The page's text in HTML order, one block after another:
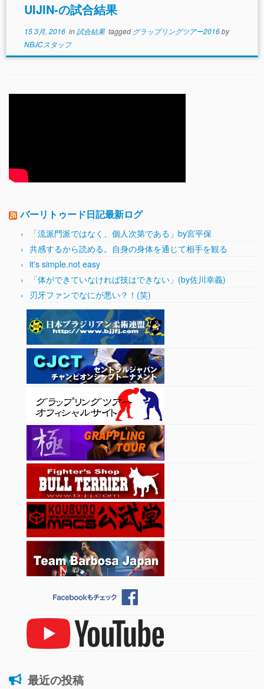
UIJIN-の試合結果
15 3月, 2016in試合結果 tagged グラップリングツアー2016by
NBJCスタッフ
バーリトゥード日記最新ログ
「流派門派ではなく、個人次第である」by宮平保
共感するから読める。自身の身体を通じて相手を観る
it's simple.not easy
「体ができていなければ技はできない」(by佐川幸義)
刃牙ファンでなにが悪い？！(笑)
最近の投稿